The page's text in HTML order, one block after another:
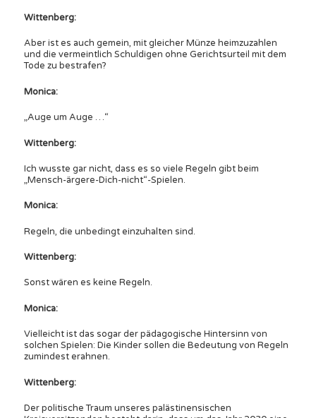
Wittenberg:
Aber ist es auch gemein, mit gleicher Münze heimzuzahlen
und die vermeintlich Schuldigen ohne Gerichtsurteil mit dem
Tode zu bestrafen?
Monica:
„Auge um Auge …“
Wittenberg:
Ich wusste gar nicht, dass es so viele Regeln gibt beim
„Mensch-ärgere-Dich-nicht“-Spielen.
Monica:
Regeln, die unbedingt einzuhalten sind.
Wittenberg:
Sonst wären es keine Regeln.
Monica:
Vielleicht ist das sogar der pädagogische Hintersinn von
solchen Spielen: Die Kinder sollen die Bedeutung von Regeln
zumindest erahnen.
Wittenberg:
Der politische Traum unseres palästinensischen